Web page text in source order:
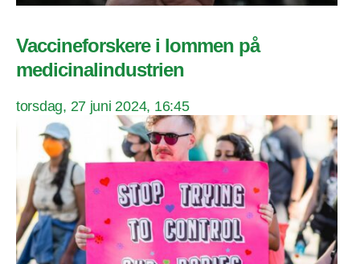
Vaccineforskere i lommen på
medicinalindustrien
torsdag, 27 juni 2024, 16:45